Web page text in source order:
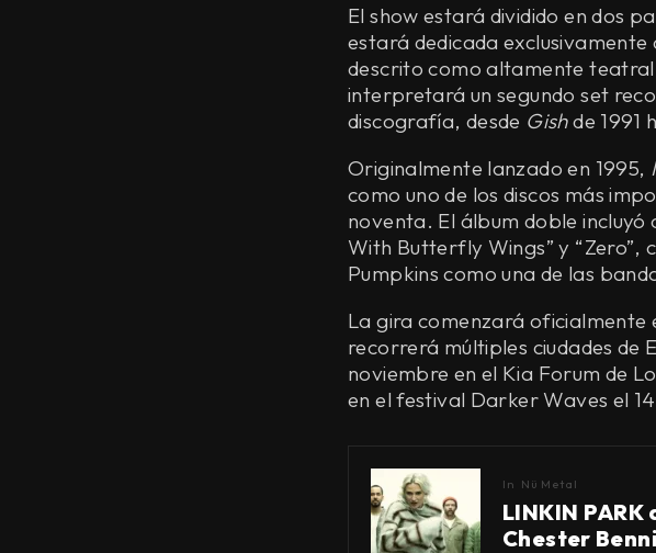
El show estará dividido en dos
estará dedicada
descrito como altamente
interpretará un segundo set
discografía, desde Gishde 1991
Originalmente lanzado en 1995,
como uno de los discos más
noventa. El álbum doble incluyó
With Butterfly Wings” y “Zero”,
Pumpkins como una de las
La gira comenzará oficialmente
recorrerá múltiples ciudades de
noviembre en el Kia Forum de
en el festival Darker Waves el
In Nü Metal
LINKIN
Chester